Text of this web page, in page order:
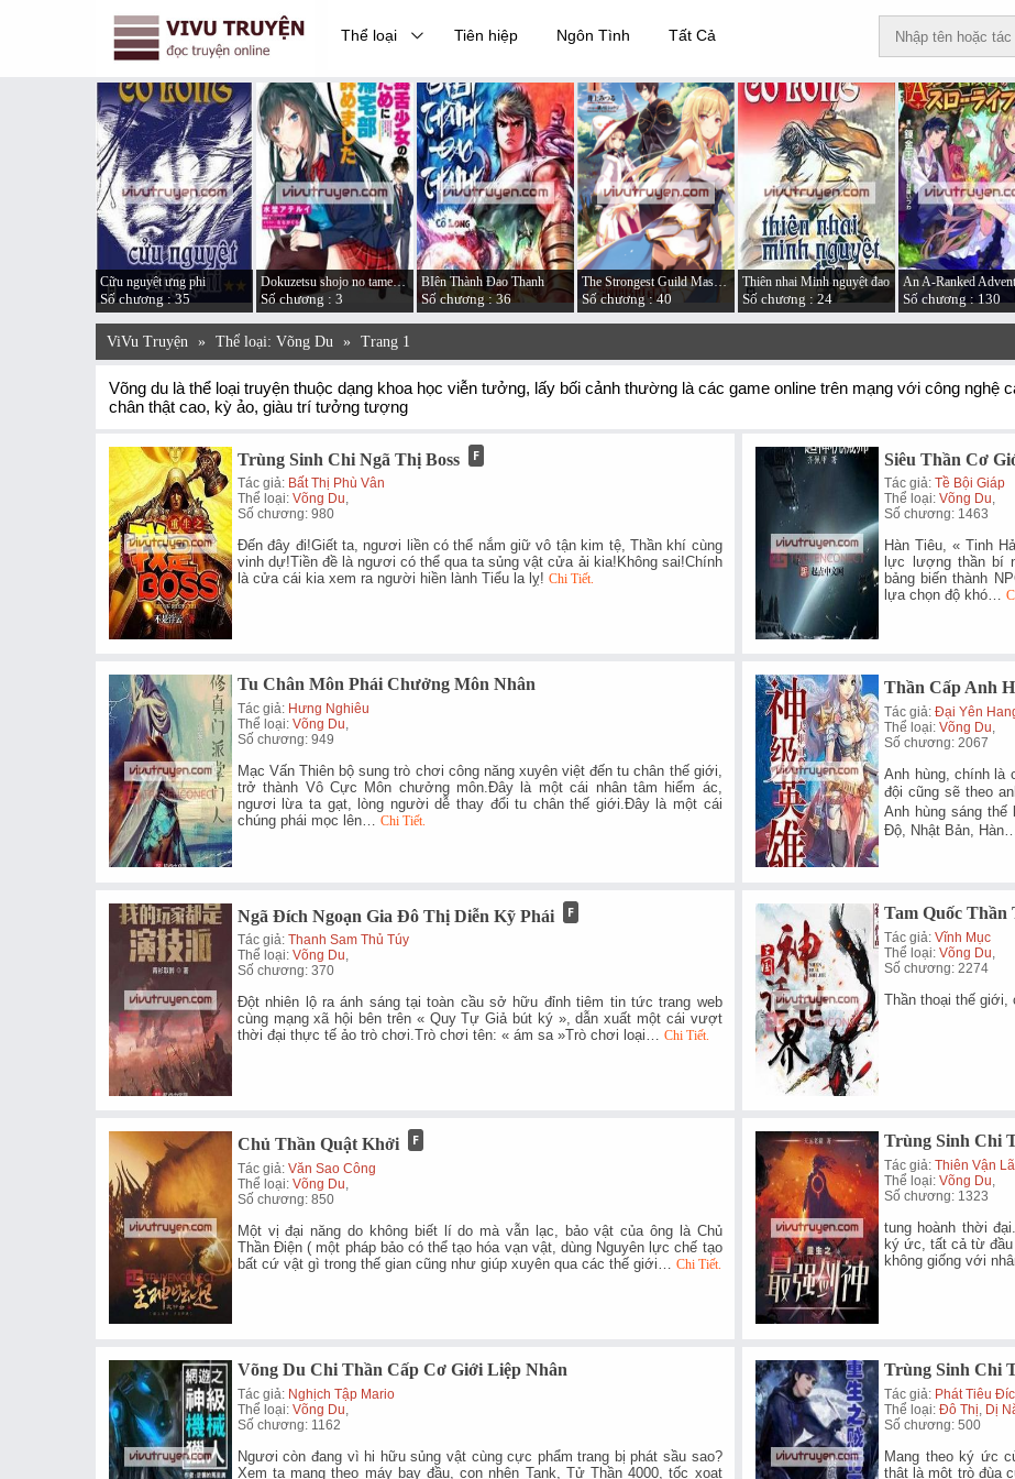
Thể loại Tiên hiệp Ngôn Tình Tất Cả
Cữu nguyệt ưng phi
Số chương : 35
Dokuzetsu shojo no tame ni kitaku-bu yamemashita
Số chương : 3
BIên Thành Đao Thanh
Số chương : 36
The Strongest Guild Master Founded a Nation in a Week
Số chương : 40
Thiên nhai Minh nguyệt đao
Số chương : 24 Số chương : 130
ViVu Truyện » Thể loại: Võng Du » Trang 1
Võng du là thể loại truyện thuộc dạng khoa học viễn tưởng, lấy bối cảnh thường là các game online trên mạng với công
chân thật cao, kỳ ảo, giàu trí tưởng tượng
Trùng Sinh Chi Ngã Thị Boss
Tác giả: Bất Thị Phù Vân
Thể loại: Võng Du,
Số chương: 980
Đến đây đi!Giết ta, ngươi liền có thể nắm giữ vô tận kim tệ, Thần khí cùng
vinh dự!Tiền đề là ngươi có thể qua ta sủng vật cửa ải kia!Không sai!Chính
là cửa cái kia xem ra người hiền lành Tiểu la lỵ! Chi Tiết.
Siêu Thần Cơ
Tác giả:Tề Bội Giáp
Thể loại:Võng Du,
Số chương: 1463
Hàn Tiêu, « Tinh
lực lượng thần bí
bảng biến thành
lựa chọn độ khó…
Tu Chân Môn Phái Chưởng Môn Nhân
Tác giả: Hưng Nghiêu
Thể loại: Võng Du,
Số chương: 949
Mạc Vấn Thiên bộ sung trò chơi công năng xuyên việt đến tu chân thế giới,
trở thành Vô Cực Môn chưởng môn.Đây là một cái nhân tâm hiểm ác,
ngươi lừa ta gạt, lòng người dễ thay đổi tu chân thế giới.Đây là một cái
chúng phái mọc lên… Chi Tiết.
Thần Cấp Anh
Tác giả:Đại Yên
Thể loại:Võng Du
Số chương: 2067
Anh hùng, chính là
đội cũng sẽ theo
Anh hùng sáng
Độ, Nhật Bản,
Ngã Đích Ngoạn Gia Đô Thị Diễn Kỹ Phái
Tác giả: Thanh Sam Thủ Túy
Thể loại: Võng Du,
Số chương: 370
Đột nhiên lộ ra ánh sáng tại toàn cầu sở hữu đỉnh tiêm tin tức trang web
cùng mạng xã hội bên trên « Quy Tự Giả bút ký », dẫn xuất một cái vượt
thời đại thực tế ảo trò chơi.Trò chơi tên: « ám sa »Trò chơi loại… Chi Tiết.
Tam Quốc Thần
Tác giả:Vĩnh Mục
Thể loại:Võng Du
Số chương: 2274
Thần thoại thế
Chủ Thần Quật Khởi
Tác giả: Văn Sao Công
Thể loại: Võng Du,
Số chương: 850
Một vị đại năng do không biết lí do mà vẫn lạc, bảo vật của ông là Chủ
Thần Điện ( một pháp bảo có thể tạo hóa vạn vật, dùng Nguyên lực chế tạo
bất cứ vật gì trong thế gian cũng như giúp xuyên qua các thế giới… Chi Tiết.
Trùng Sinh Chi
Tác giả:Thiên Vận
Thể loại:Võng Du,
Số chương: 1323
tung hoành thời
ký ức, tất cả từ
không giống với
Võng Du Chi Thần Cấp Cơ Giới Liệp Nhân
Tác giả: Nghịch Tập Mario
Thể loại: Võng Du
Số chương: 1162
Ngươi còn đang vì hi hữu sủng vật cùng cực phẩm trang bị phát sầu sao?
Xem ta mang theo máy bay đầu, con nhện Tank, Tử Thần 4000, tốc xoạt
Trùng Sinh Chi
Tác giả: Phát Tiêu
Thể loại:Đô Thị Dị
Số chương: 500
Mang theo ký ức
thật là một trò đùa